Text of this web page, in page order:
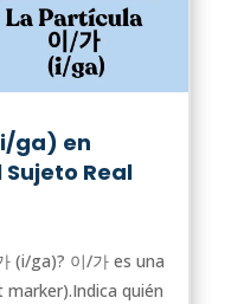
ga) en
Real
(i/ga)? 이/가 es una
quién